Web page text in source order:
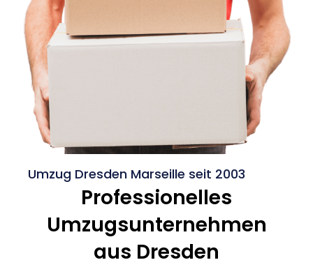
Umzug Dresden Marseille seit 2003
Professionelles
Umzugsunternehmen
aus Dresden